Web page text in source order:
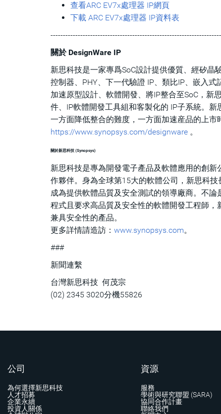
查看ARC EV7x處理器 IP網頁
下載 ARC EV7x處理器 IP資料表
關於 DesignWare IP
新思科技是一家專爲SoC設計提供優質、經矽晶
控制器、PHY、下一代驗證 IP、類比IP、嵌入
加速原型設計、軟體開發、將IP整合至SoC，新
件、IP軟體開發工具組和客製化的 IP子系統。
一方面降低整合的難度，一方面加速産品的上市
https://www.synopsys.com/designware 。
關於新思科技 (Synopsys)
新思科技是專為開發電子產品及軟體應用的創
作夥伴。身為全球第15大的軟體公司，新思科
成為提供軟體品質及安全測試的領導廠商。不
程式且要求高品質及安全性的軟體開發工程師
兼具安全性的產品。
更多詳情請造訪： www.synopsys.com。
###
新聞連繫
台灣新思科技 何茂宗
(02) 2345 3020分機55826
公司
為何選擇新思科技
人才招募
企業永續
投資人關係
資源
服務
學術與研究聯盟 (SARA)
協同合作計畫
聯絡我們